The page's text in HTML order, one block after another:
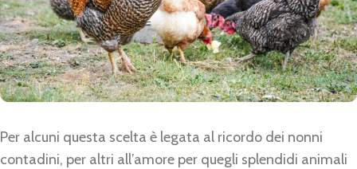
Per alcuni questa scelta è legata al ricordo dei nonni
contadini, per altri all’amore per quegli splendidi animali